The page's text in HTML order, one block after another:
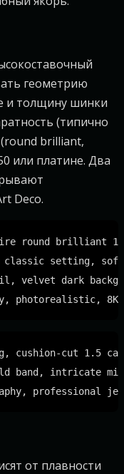
геометрию
и толщину шинки
(типично
(round brilliant,
или платине. Два
Deco.
round brilliant
classic setting,
velvet dark
cushion-cut 1.5
band, intricate
от плавности